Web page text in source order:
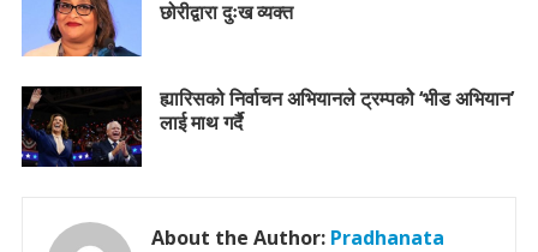
छोरीद्वारा दुःख व्यक्त
ह्यारिसको निर्वाचन अभियानले ट्रम्पकोे ‘भीड अभियान’
लाई माथ गर्दै
About the Author: Pradhanata